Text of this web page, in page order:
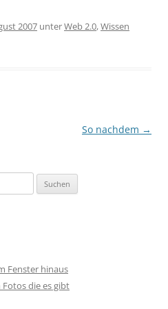
2007 unterWeb 2.0,Wissen
So nachdem →
Fenster hinaus
die es gibt